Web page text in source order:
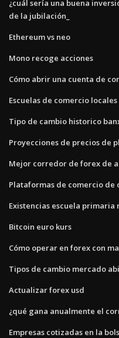
¿cuál sería una buena
de la jubilación_
Ethereum vs neo
Mono recoge acciones
Cómo abrir una cuenta de
Escuelas de comercio
Tipo de cambio historico
Proyecciones de precios de
Mejor corredor de forex de
Plataformas de comercio de
Existencias escuela primaria
Bitcoin euro kurs
Cómo operar en forex con
Tipos de cambio mercado
Actualizar forex usd
¿qué gana anualmente el
Empresas cotizadas en la